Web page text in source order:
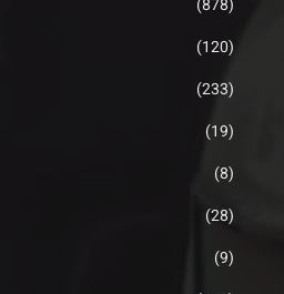
(878)
(120)
(233)
(19)
(8)
(28)
(9)